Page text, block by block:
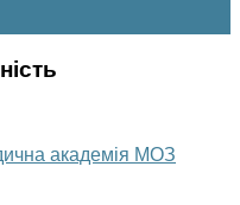
академія МОЗ